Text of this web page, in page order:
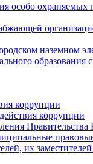
особо охраняемых
наземном
коррупции
коррупции
Правительства
их